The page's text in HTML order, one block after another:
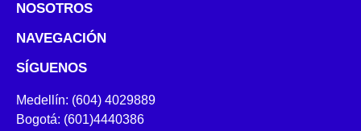
NOSOTROS
NAVEGACIÓN
SÍGUENOS
Medellín: (604) 4029889
Bogotá: (601)4440386